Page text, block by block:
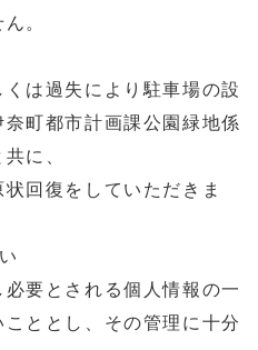
。
過失により駐車場の設
町都市計画課公園緑地係
に、
復をしていただきま
とされる個人情報の一
ととし、その管理に十分